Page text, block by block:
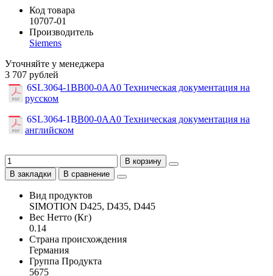
Код товара
10707-01
Производитель
Siemens
Уточняйте у менеджера
3 707 рублей
6SL3064-1BB00-0AA0 Техническая документация на
русском
6SL3064-1BB00-0AA0 Техническая документация на
английском
В корзину
В закладки
В сравнение
Вид продуктов
SIMOTION D425, D435, D445
Вес Нетто (Кг)
0.14
Страна происхождения
Германия
Группа Продукта
5675